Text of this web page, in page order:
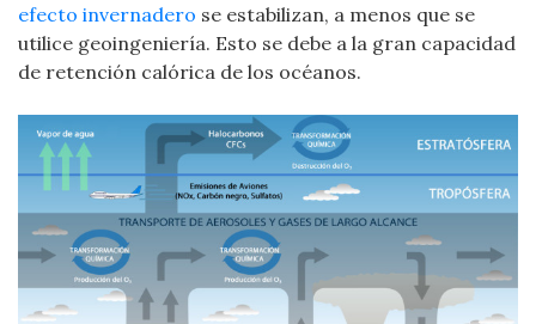
efecto invernadero se estabilizan, a menos que se
utilice geoingeniería. Esto se debe a la gran capacidad
de retención calórica de los océanos.